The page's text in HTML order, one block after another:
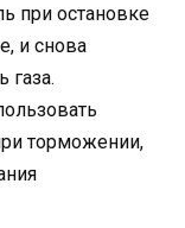
при остановке
и снова
газа.
торможении,